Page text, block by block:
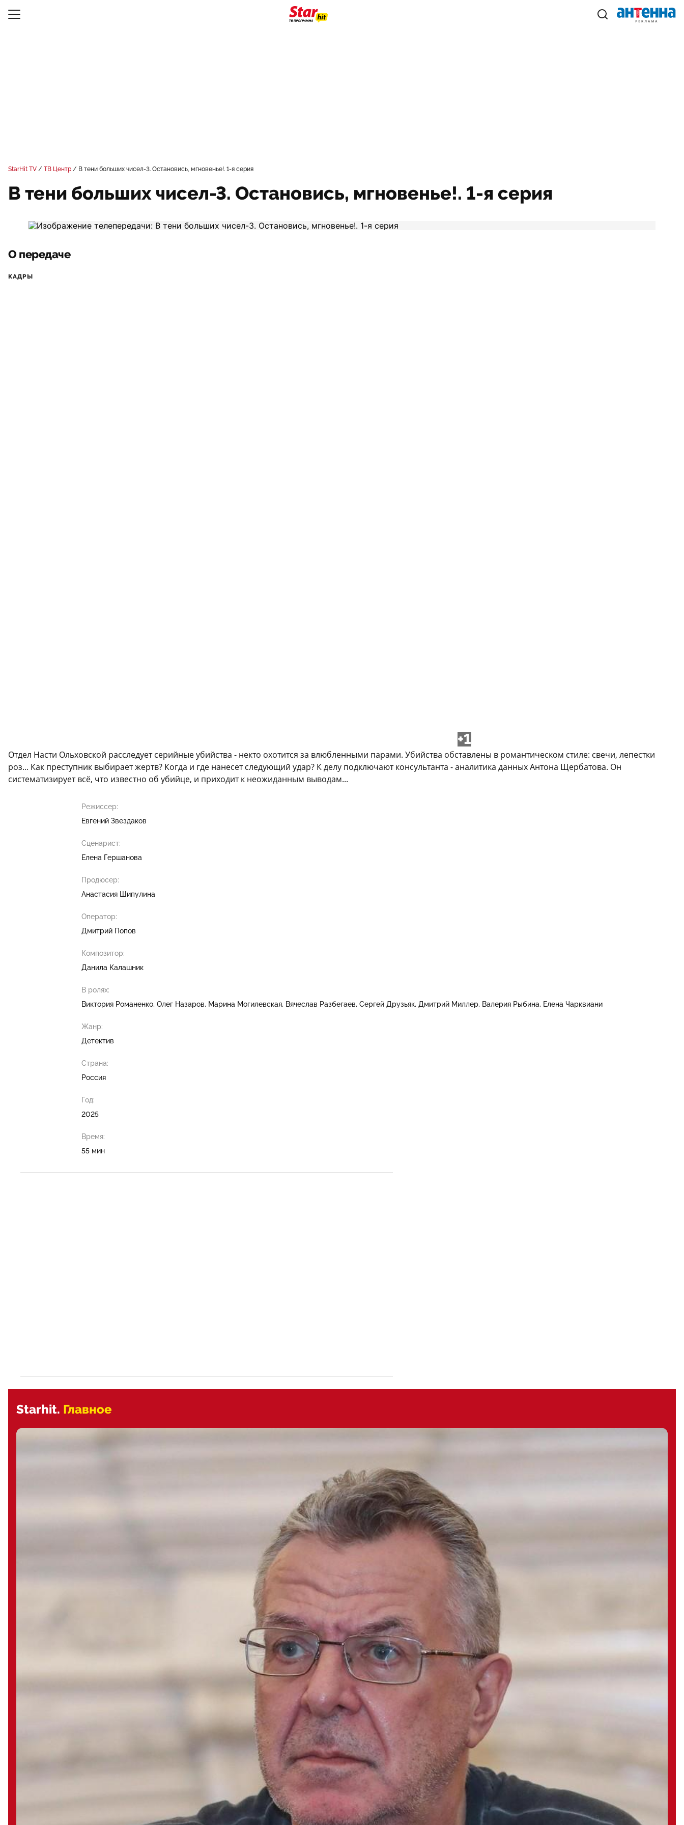
StarHit TV ТВ Центр В тени больших чисел-3. Остановись, мгновенье!. 1-я серия
В тени больших чисел-3. Остановись, мгновенье!. 1-я серия
О передаче
КАДРЫ
+1
Отдел Насти Ольховской расследует серийные убийства - некто охотится за влюбленными парами. Убийства обставлены в романтическом стиле: свечи, лепестки
роз... Как преступник выбирает жертв? Когда и где нанесет следующий удар? К делу подключают консультанта - аналитика данных Антона Щербатова. Он
систематизирует всё, что известно об убийце, и приходит к неожиданным выводам...
Режиссер:
Евгений Звездаков
Сценарист:
Елена Гершанова
Продюсер:
Анастасия Шипулина
Оператор:
Дмитрий Попов
Композитор:
Данила Калашник
В ролях:
Виктория Романенко Олег Назаров Марина Могилевская Вячеслав Разбегаев Сергей Друзьяк Дмитрий Миллер Валерия Рыбина Елена Чарквиани
Жанр:
Детектив
Страна:
Россия
Год:
2025
Время:
55 мин
Starhit. Главное